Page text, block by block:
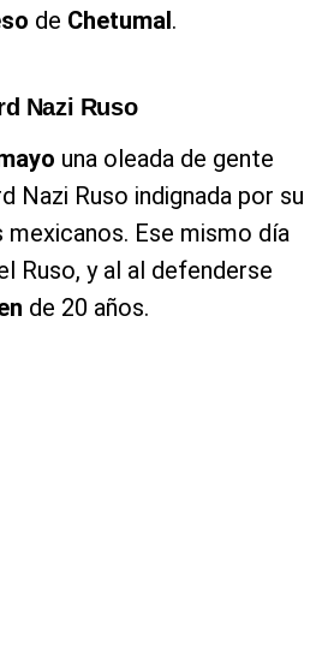
de Chetumal .
Nazi Ruso
una oleada de gente
Nazi Ruso indignada por su
mexicanos. Ese mismo día
Ruso, y al al defenderse
de 20 años.